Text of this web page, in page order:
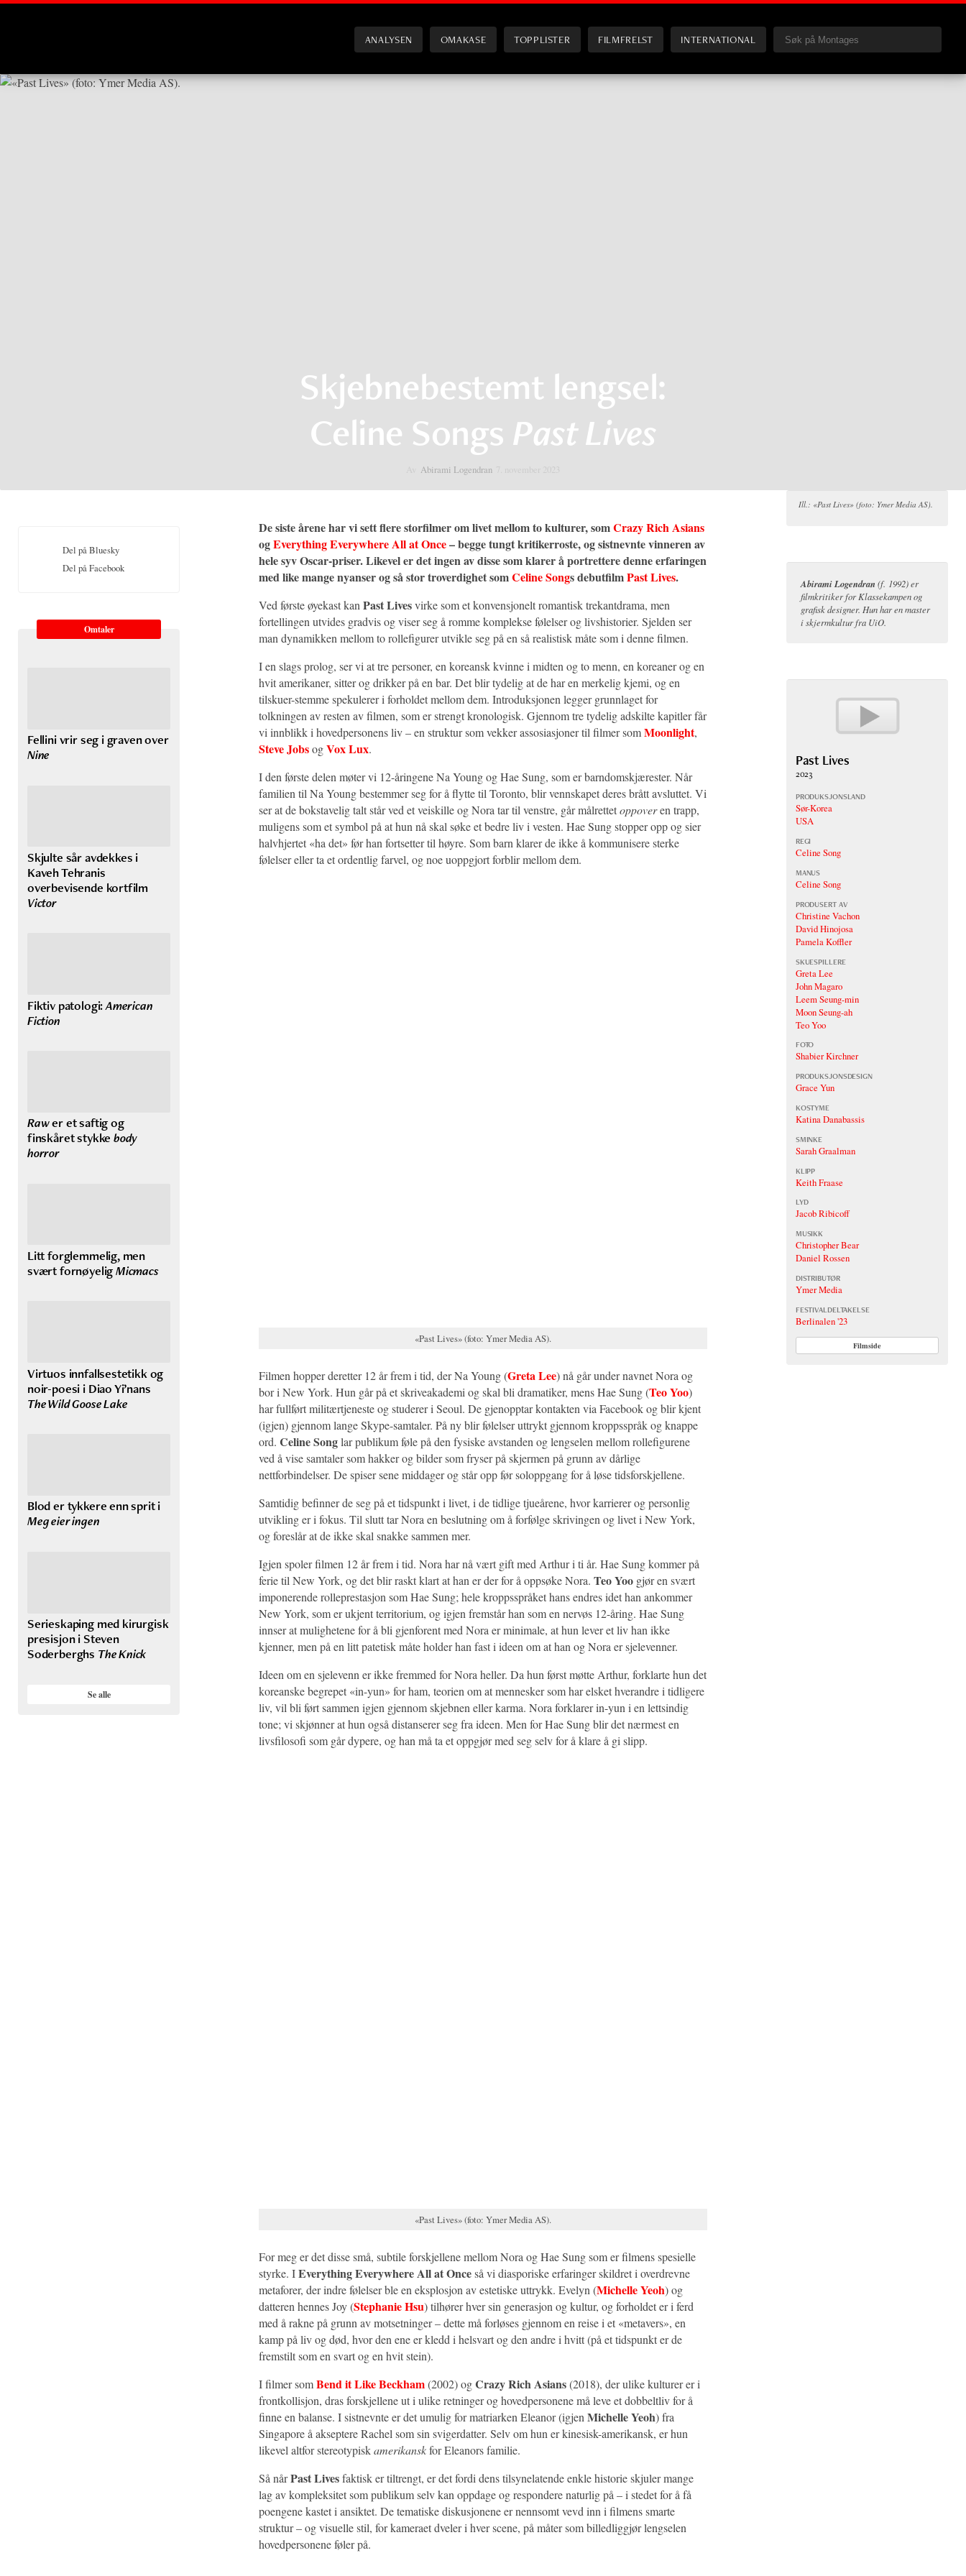
ANALYSEN OMAKASE TOPPLISTER FILMFRELST INTERNATIONAL
Skjebnebestemt lengsel:
Celine Songs Past Lives
Abirami Logendran
De siste årene har vi sett flere storfilmer om livet mellom to kulturer, somCrazy Rich Asians
ogEverything Everywhere All at Once– begge tungt kritikerroste, og sistnevnte vinneren av
hele syv Oscar-priser. Likevel er det ingen av disse som klarer å portrettere denne erfaringen
med like mange nyanser og så stor troverdighet somCeline Songs debutfilmPast Lives.
Ved første øyekast kan Past Livesvirke som et konvensjonelt romantisk trekantdrama, men
fortellingen utvides gradvis og viser seg å romme komplekse følelser og livshistorier. Sjelden ser
man dynamikken mellom to rollefigurer utvikle seg på en så realistisk måte som i denne filmen.
I en slags prolog, ser vi at tre personer, en koreansk kvinne i midten og to menn, en koreaner og en
hvit amerikaner, sitter og drikker på en bar. Det blir tydelig at de har en merkelig kjemi, og en
tilskuer-stemme spekulerer i forholdet mellom dem. Introduksjonen legger grunnlaget for
tolkningen av resten av filmen, som er strengt kronologisk. Gjennom tre tydelig adskilte kapitler får
vi innblikk i hovedpersonens liv – en struktur som vekker assosiasjoner til filmer somMoonlight,
Steve JobsogVox Lux.
I den første delen møter vi 12-åringene Na Young og Hae Sung, som er barndomskjærester. Når
familien til Na Young bestemmer seg for å flytte til Toronto, blir vennskapet deres brått avsluttet. Vi
ser at de bokstavelig talt står ved et veiskille og Nora tar til venstre, går målrettetoppoveren trapp,
muligens som et symbol på at hun nå skal søke et bedre liv i vesten. Hae Sung stopper opp og sier
halvhjertet «ha det» før han fortsetter til høyre. Som barn klarer de ikke å kommunisere sterke
følelser eller ta et ordentlig farvel, og noe uoppgjort forblir mellom dem.
«Past Lives» (foto: Ymer Media AS).
Filmen hopper deretter 12 år frem i tid, der Na Young (Greta Lee) nå går under navnet Nora og
bor i New York. Hun går på et skriveakademi og skal bli dramatiker, mens Hae Sung (Teo Yoo)
har fullført militærtjeneste og studerer i Seoul. De gjenopptar kontakten via Facebook og blir kjent
(igjen) gjennom lange Skype-samtaler. På ny blir følelser uttrykt gjennom kroppsspråk og knappe
ord. Celine Songlar publikum føle på den fysiske avstanden og lengselen mellom rollefigurene
ved å vise samtaler som hakker og bilder som fryser på skjermen på grunn av dårlige
nettforbindelser. De spiser sene middager og står opp før soloppgang for å løse tidsforskjellene.
Samtidig befinner de seg på et tidspunkt i livet, i de tidlige tjueårene, hvor karrierer og personlig
utvikling er i fokus. Til slutt tar Nora en beslutning om å forfølge skrivingen og livet i New York,
og foreslår at de ikke skal snakke sammen mer.
Igjen spoler filmen 12 år frem i tid. Nora har nå vært gift med Arthur i ti år. Hae Sung kommer på
ferie til New York, og det blir raskt klart at han er der for å oppsøke Nora. Teo Yoo gjør en svært
imponerende rolleprestasjon som Hae Sung; hele kroppsspråket hans endres idet han ankommer
New York, som er ukjent territorium, og igjen fremstår han som en nervøs 12-åring. Hae Sung
innser at mulighetene for å bli gjenforent med Nora er minimale, at hun lever et liv han ikke
kjenner, men på en litt patetisk måte holder han fast i ideen om at han og Nora er sjelevenner.
Ideen om en sjelevenn er ikke fremmed for Nora heller. Da hun først møtte Arthur, forklarte hun det
koreanske begrepet «in-yun» for ham, teorien om at mennesker som har elsket hverandre i tidligere
liv, vil bli ført sammen igjen gjennom skjebnen eller karma. Nora forklarer in-yun i en lettsindig
tone; vi skjønner at hun også distanserer seg fra ideen. Men for Hae Sung blir det nærmest en
livsfilosofi som går dypere, og han må ta et oppgjør med seg selv for å klare å gi slipp.
«Past Lives» (foto: Ymer Media AS).
For meg er det disse små, subtile forskjellene mellom Nora og Hae Sung som er filmens spesielle
styrke. IEverything Everywhere All at Onceså vi diasporiske erfaringer skildret i overdrevne
metaforer, der indre følelser ble en eksplosjon av estetiske uttrykk. Evelyn (Michelle Yeoh) og
datteren hennes Joy (Stephanie Hsu) tilhører hver sin generasjon og kultur, og forholdet er i ferd
med å rakne på grunn av motsetninger – dette må forløses gjennom en reise i et «metavers», en
kamp på liv og død, hvor den ene er kledd i helsvart og den andre i hvitt (på et tidspunkt er de
fremstilt som en svart og en hvit stein).
I filmer somBend it Like Beckham(2002) ogCrazy Rich Asians(2018), der ulike kulturer er i
frontkollisjon, dras forskjellene ut i ulike retninger og hovedpersonene må leve et dobbeltliv for å
finne en balanse. I sistnevnte er det umulig for matriarken Eleanor (igjen Michelle Yeoh) fra
Singapore å akseptere Rachel som sin svigerdatter. Selv om hun er kinesisk-amerikansk, er hun
likevel altfor stereotypiskamerikanskfor Eleanors familie.
Så nårPast Livesfaktisk er tiltrengt, er det fordi dens tilsynelatende enkle historie skjuler mange
lag av kompleksitet som publikum selv kan oppdage og respondere naturlig på – i stedet for å få
poengene kastet i ansiktet. De tematiske diskusjonene er nennsomt vevd inn i filmens smarte
struktur – og visuelle stil, for kameraet dveler i hver scene, på måter som billedliggjør lengselen
hovedpersonene føler på.
Del på Bluesky
Del på Facebook
Omtaler
Fellini vrir seg i graven over
Nine
Skjulte sår avdekkes i
Kaveh Tehranis
overbevisende kortfilm
Victor
Fiktiv patologi:American
Fiction
Rawer et saftig og
finskåret stykkebody
horror
Litt forglemmelig, men
svært fornøyeligMicmacs
Virtuos innfallsestetikk og
noir-poesi i Diao Yi’nans
The Wild Goose Lake
Blod er tykkere enn sprit i
Meg eier ingen
Serieskaping med kirurgisk
presisjon i Steven
Soderberghs The Knick
Se alle
Ill.: «Past Lives» (foto: Ymer Media AS).
Abirami Logendran (f. 1992) er
filmkritiker for Klassekampen og
grafisk designer. Hun har en master
i skjermkultur fra UiO.
Past Lives
2023
PRODUKSJONSLAND
Sør-Korea
USA
REGI
Celine Song
MANUS
Celine Song
PRODUSERT AV
Christine Vachon
David Hinojosa
Pamela Koffler
SKUESPILLERE
Greta Lee
John Magaro
Leem Seung-min
Moon Seung-ah
Teo Yoo
FOTO
Shabier Kirchner
PRODUKSJONSDESIGN
Grace Yun
KOSTYME
Katina Danabassis
SMINKE
Sarah Graalman
KLIPP
Keith Fraase
LYD
Jacob Ribicoff
MUSIKK
Christopher Bear
Daniel Rossen
DISTRIBUTØR
Ymer Media
FESTIVALDELTAKELSE
Berlinalen '23
Filmside